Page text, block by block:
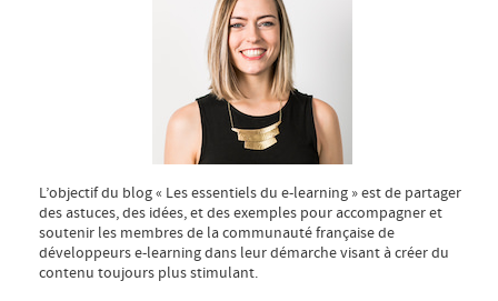
L’objectif du blog « Les essentiels du e-learning » est de partager
des astuces, des idées, et des exemples pour accompagner et
soutenir les membres de la communauté française de
développeurs e-learning dans leur démarche visant à créer du
contenu toujours plus stimulant.